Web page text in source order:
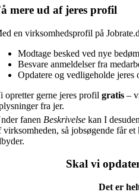
mere ud af jeres profil
en virksomhedsprofil på
Modtage besked ved nye
Besvare anmeldelser fra
Opdatere og vedligeholde jeres
opretter gerne jeres profilgratis –
fra jer.
fanen Beskrivelse kan I
virksomheden, så jobsøgende får
Skal vi
Det er